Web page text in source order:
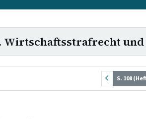
Wirtschaftsstrafrecht und
S. 108